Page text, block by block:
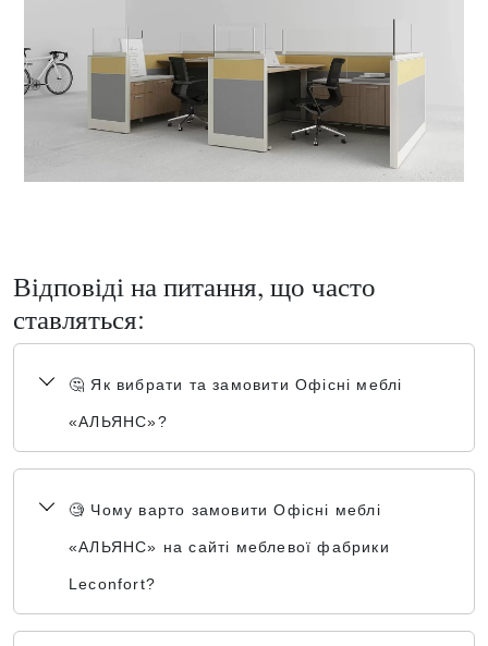
Відповіді на питання, що часто
ставляться:
🤔 Як вибрати та замовити Офісні меблі
«АЛЬЯНС»?
🧐 Чому варто замовити Офісні меблі
«АЛЬЯНС» на сайті меблевої фабрики
Leconfort?